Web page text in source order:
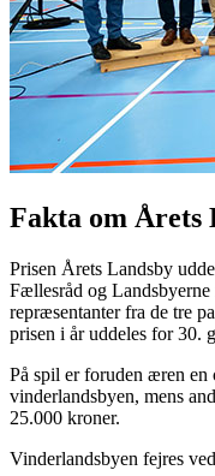
Fakta om Årets
Prisen Årets Landsby
Fællesråd og
repræsentanter fra de tre
prisen i år uddeles for 30.
På spil er foruden æren
vinderlandsbyen, mens
25.000 kroner.
Vinderlandsbyen fejres